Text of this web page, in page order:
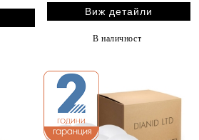
Виж детайли
В наличност